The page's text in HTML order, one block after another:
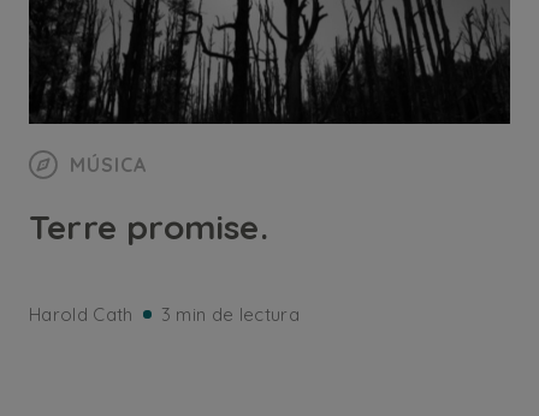
MÚSICA
Terre promise.
Harold Cath 3 min de lectura